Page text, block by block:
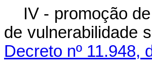
IV - promoção
de
Decreto nº 11.948,